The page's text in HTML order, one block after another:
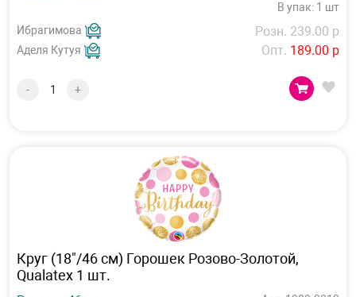
В упак: 1 шт
Ибрагимова
Аделя Кутуя
Розн. 239.00 р
Опт. 189.00 р
- +
Круг (18"/46 см) Горошек Розово-Золотой,
Qualatex 1 шт.